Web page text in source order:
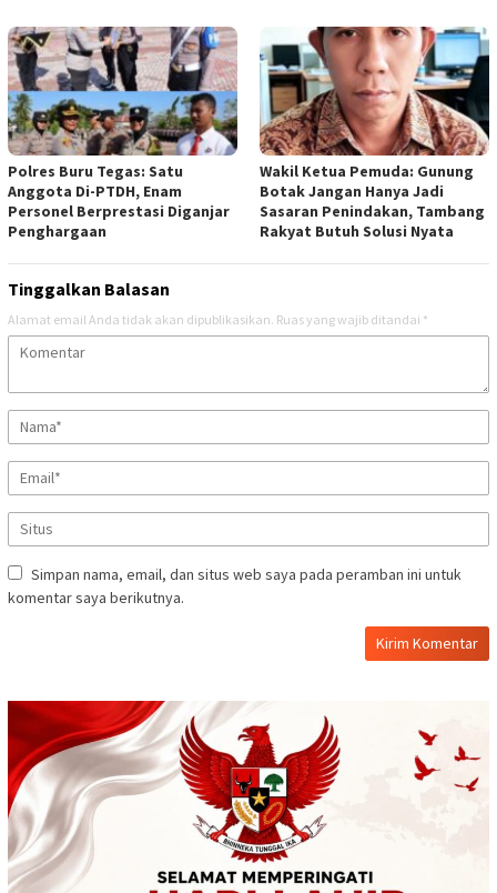
Polres Buru Tegas: Satu
Anggota Di-PTDH, Enam
Personel Berprestasi Diganjar
Penghargaan
Wakil Ketua Pemuda: Gunung
Botak Jangan Hanya Jadi
Sasaran Penindakan, Tambang
Rakyat Butuh Solusi Nyata
Tinggalkan Balasan
Alamat email Anda tidak akan dipublikasikan. Ruas yang wajib ditandai *
Simpan nama, email, dan situs web saya pada peramban ini untuk
komentar saya berikutnya.